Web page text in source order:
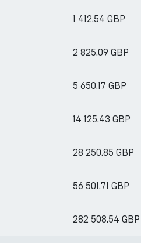
1 412.54 GBP
2 825.09 GBP
5 650.17 GBP
14 125.43 GBP
28 250.85 GBP
56 501.71 GBP
282 508.54 GBP